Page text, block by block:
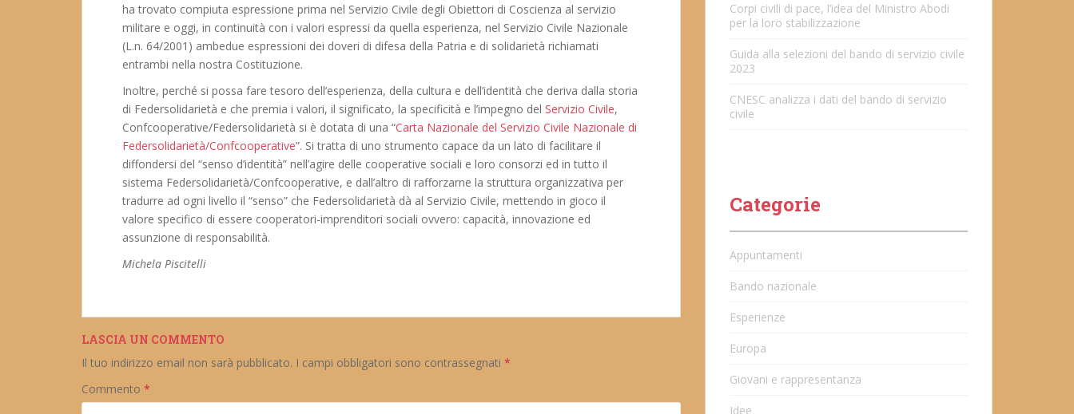
ha trovato compiuta espressione prima nel Servizio Civile degli Obiettori di Coscienza al servizio
militare e oggi, in continuità con i valori espressi da quella esperienza, nel Servizio Civile Nazionale
(L.n. 64/2001) ambedue espressioni dei doveri di difesa della Patria e di solidarietà richiamati
entrambi nella nostra Costituzione.
Inoltre, perché si possa fare tesoro dell’esperienza, della cultura e dell’identità che deriva dalla storia
di Federsolidarietà e che premia i valori, il significato, la specificità e l’impegno del Servizio Civile,
Confcooperative/Federsolidarietà si è dotata di una “Carta Nazionale del Servizio Civile Nazionale di
Federsolidarietà/Confcooperative”. Si tratta di uno strumento capace da un lato di facilitare il
diffondersi del “senso d’identità” nell’agire delle cooperative sociali e loro consorzi ed in tutto il
sistema Federsolidarietà/Confcooperative, e dall’altro di rafforzarne la struttura organizzativa per
tradurre ad ogni livello il “senso” che Federsolidarietà dà al Servizio Civile, mettendo in gioco il
valore specifico di essere cooperatori-imprenditori sociali ovvero: capacità, innovazione ed
assunzione di responsabilità.
Michela Piscitelli
LASCIA UN COMMENTO
Il tuo indirizzo email non sarà pubblicato. I campi obbligatori sono contrassegnati *
Commento *
Corpi civili di pace, l’idea del Ministro Abodi
per la loro stabilizzazione
Guida alla selezioni del bando di servizio civile
2023
CNESC analizza i dati del bando di servizio
civile
Categorie
Appuntamenti
Bando nazionale
Esperienze
Europa
Giovani e rappresentanza
Idee